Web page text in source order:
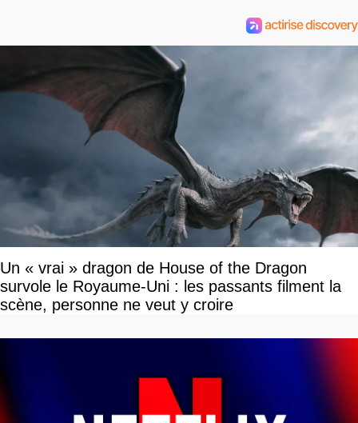
Un « vrai » dragon de House of the Dragon
survole le Royaume-Uni : les passants filment la
scène, personne ne veut y croire